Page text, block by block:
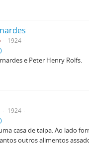
1924
e Peter Henry Rolfs.
1924
casa de taipa. Ao lado
outros alimentos